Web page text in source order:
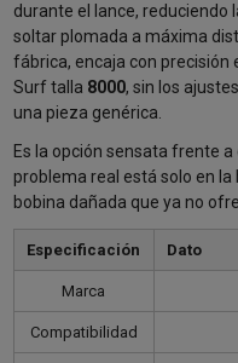
durante el lance, reduciendo
soltar plomada a máxima
fábrica, encaja con precisión
Surf talla 8000, sin los
una pieza genérica.
Es la opción sensata frente
problema real está solo en
bobina dañada que ya no
Especificación Dato
Marca
Compatibilidad